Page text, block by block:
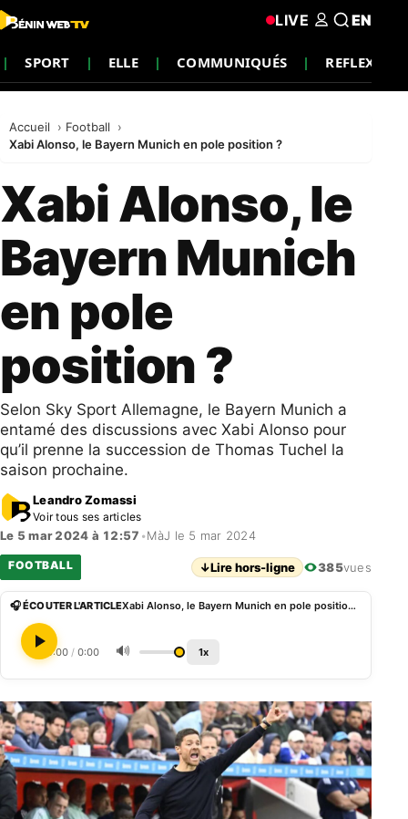
SPORT ELLE COMMUNIQUÉS REFLEXION
LIVE EN
Accueil
Football
Xabi Alonso, le Bayern Munich en pole position ?
Xabi Alonso, le
Bayern Munich
en pole
position ?
Selon Sky Sport Allemagne, le Bayern Munich a
entamé des discussions avec Xabi Alonso pour
qu’il prenne la succession de Thomas Tuchel la
saison prochaine.
Leandro Zomassi
Voir tous ses articles
Le 5 mar 2024 à 12:57 •MàJ le 5 mar 2024
FOOTBALL ↓Lire hors-ligne 385vues
🎧 ÉCOUTER L'ARTICLE Xabi Alonso, le Bayern Munich en pole position ?
0:00 / 0:00 🔊 1x